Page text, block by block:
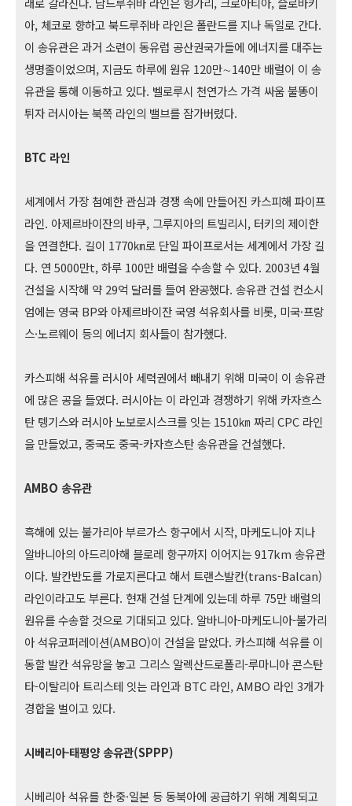
아, 체코로 향하고 북드루쥐바 라인은 폴란드를 지나 독일로 간다.
이 송유관은 과거 소련이 동유럽 공산권국가들에 에너지를 대주는
생명줄이었으며, 지금도 하루에 원유 120만∼140만 배럴이 이 송
유관을 통해 이동하고 있다. 벨로루시 천연가스 가격 싸움 불똥이
튀자 러시아는 북쪽 라인의 밸브를 잠가버렸다.
BTC 라인
세계에서 가장 첨예한 관심과 경쟁 속에 만들어진 카스피해 파이프
라인. 아제르바이잔의 바쿠, 그루지아의 트빌리시, 터키의 제이한
을 연결한다. 길이 1770㎞로 단일 파이프로서는 세계에서 가장 길
다. 연 5000만t, 하루 100만 배럴을 수송할 수 있다. 2003년 4월
건설을 시작해 약 29억 달러를 들여 완공했다. 송유관 건설 컨소시
엄에는 영국 BP와 아제르바이잔 국영 석유회사를 비롯, 미국·프랑
스·노르웨이 등의 에너지 회사들이 참가했다.
카스피해 석유를 러시아 세력권에서 빼내기 위해 미국이 이 송유관
에 많은 공을 들였다. 러시아는 이 라인과 경쟁하기 위해 카자흐스
탄 텡기스와 러시아 노보로시스크를 잇는 1510㎞ 짜리 CPC 라인
을 만들었고, 중국도 중국-카자흐스탄 송유관을 건설했다.
AMBO 송유관
흑해에 있는 불가리아 부르가스 항구에서 시작, 마케도니아 지나
알바니아의 아드리아해 블로레 항구까지 이어지는 917km 송유관
이다. 발칸반도를 가로지른다고 해서 트랜스발칸(trans-Balcan)
라인이라고도 부른다. 현재 건설 단계에 있는데 하루 75만 배럴의
원유를 수송할 것으로 기대되고 있다. 알바니아-마케도니아-불가리
아 석유코퍼레이션(AMBO)이 건설을 맡았다. 카스피해 석유를 이
동할 발칸 석유망을 놓고 그리스 알렉산드로폴리-루마니아 콘스탄
타-이탈리아 트리스테 잇는 라인과 BTC 라인, AMBO 라인 3개가
경합을 벌이고 있다.
시베리아-태평양 송유관(SPPP)
시베리아 석유를 한·중·일본 등 동북아에 공급하기 위해 계획되고